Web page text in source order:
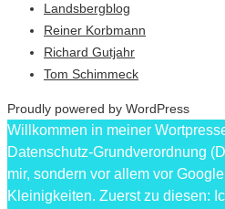
Landsbergblog
Reiner Korbmann
Richard Gutjahr
Tom Schimmeck
Proudly powered by WordPress
Willkommen in meiner
Datenschutz-Grundverordnung
mir, sondern vor allem vor
Kleinigkeiten. Zuerst zu diesen: